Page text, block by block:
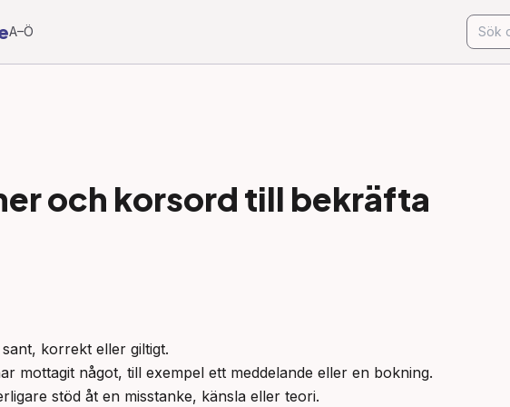
A–Ö
och korsord till bekräfta
korrekt eller giltigt.
mottagit något, till exempel ett meddelande eller en bokning.
stöd åt en misstanke, känsla eller teori.